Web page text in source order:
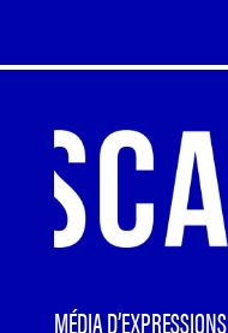
MÉDIA D’EXPRESSIONS